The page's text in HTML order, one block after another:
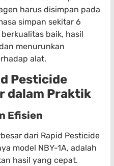
harus disimpan pada
simpan sekitar 6
baik, hasil
menurunkan
alat.
Pesticide
dalam Praktik
Efisien
dari Rapid Pesticide
model NBY-1A, adalah
hasil yang cepat.